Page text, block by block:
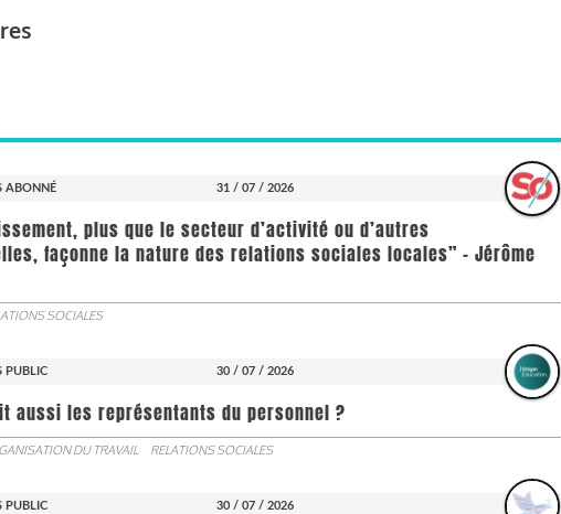
ABONNÉ 31 / 07 / 2026
plus que le secteur d’activité ou d’autres
façonne la nature des relations sociales locales” - Jérôme
SOCIALES
PUBLIC 30 / 07 / 2026
aussi les représentants du personnel ?
DU TRAVAIL RELATIONS SOCIALES
PUBLIC 30 / 07 / 2026